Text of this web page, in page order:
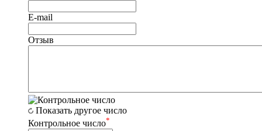
E-mail
Отзыв
Показать другое число
Контрольное число*